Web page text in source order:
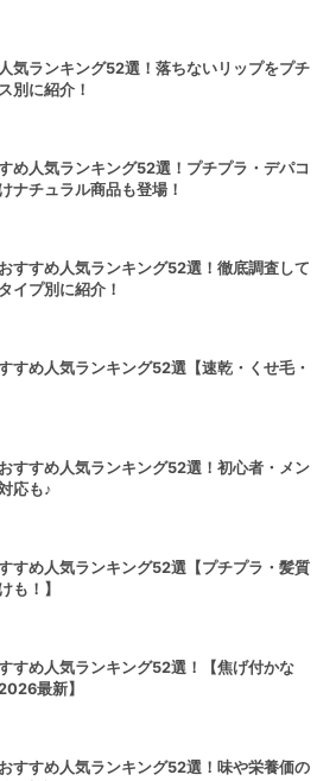
気ランキング52選！落ちないリップをプチ
別に紹介！
め人気ランキング52選！プチプラ・デパコ
ナチュラル商品も登場！
すすめ人気ランキング52選！徹底調査して
イプ別に紹介！
すめ人気ランキング52選【速乾・くせ毛・
すすめ人気ランキング52選！初心者・メン
応も♪
すめ人気ランキング52選【プチプラ・髪質
も！】
すめ人気ランキング52選！【焦げ付かな
最新】
すすめ人気ランキング52選！味や栄養価の